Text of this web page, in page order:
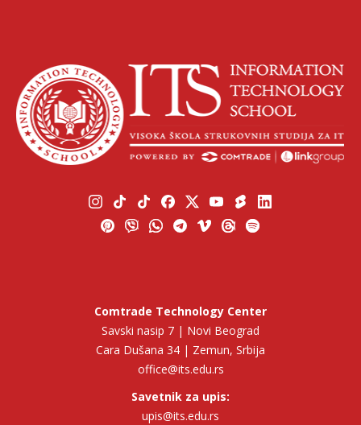
Comtrade Technology Center
Savski nasip 7 | Novi Beograd
Cara Dušana 34 | Zemun, Srbija
office@its.edu.rs
Savetnik za upis:
upis@its.edu.rs